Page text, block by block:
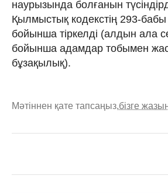
наурызында болғанын
Қылмыстық кодекстің 293-бабы
бойынша тіркелді (алдын ала
бойынша адамдар тобымен
бұзақылық).
Мәтіннен қате тапсаңыз,бізге